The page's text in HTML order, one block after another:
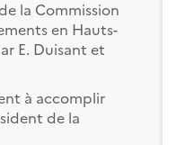
la Commission
en Hauts-
E. Duisant et
à accomplir
de la